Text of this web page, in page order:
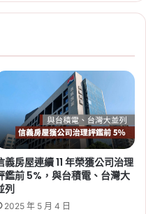
2026：
八德三號
懶人包,桃園
,社會住宅 , 社
義房屋連續 11 年榮獲公司治理
鑑前 5%，與台積電、台灣大
列
2025 年 5 月 4 日